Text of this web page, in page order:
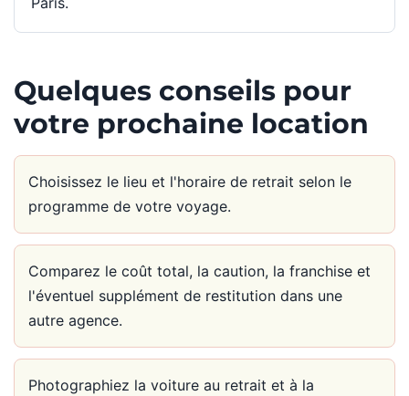
Quelques conseils pour
votre prochaine location
Choisissez le lieu et l'horaire de retrait selon le
programme de votre voyage.
Comparez le coût total, la caution, la franchise et
l'éventuel supplément de restitution dans une
autre agence.
Photographiez la voiture au retrait et à la